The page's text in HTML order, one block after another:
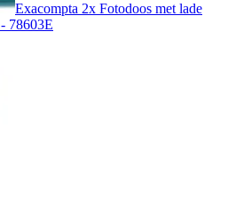
Exacompta 2x Fotodoos met lade
78603E